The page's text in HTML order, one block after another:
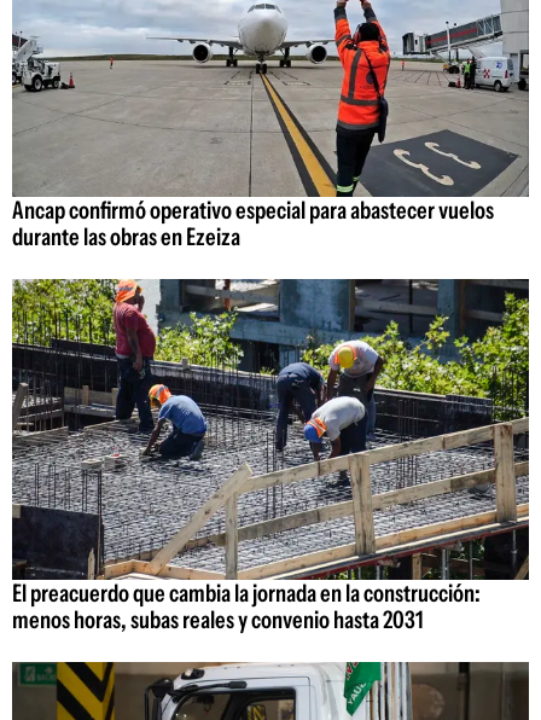
Ancap confirmó operativo especial para abastecer vuelos
durante las obras en Ezeiza
El preacuerdo que cambia la jornada en la construcción:
menos horas, subas reales y convenio hasta 2031